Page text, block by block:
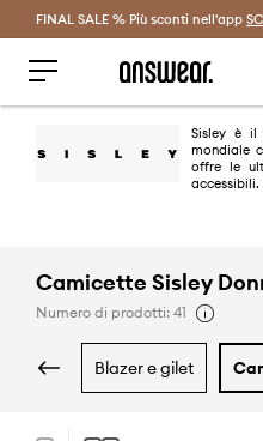
Risparmia con
FINAL SALE % Più sconti nell'app
Sisley è il
mondiale
offre le
Camicette Sisley
Numero di prodotti: 41
blazer e gilet